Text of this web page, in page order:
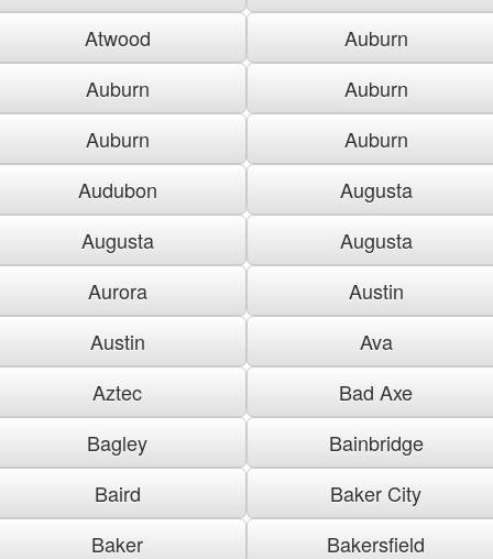
Atwood
Auburn
Auburn
Auburn
Auburn
Auburn
Audubon
Augusta
Augusta
Augusta
Aurora
Austin
Austin
Ava
Aztec
Bad Axe
Bagley
Bainbridge
Baird
Baker City
Baker
Bakersfield